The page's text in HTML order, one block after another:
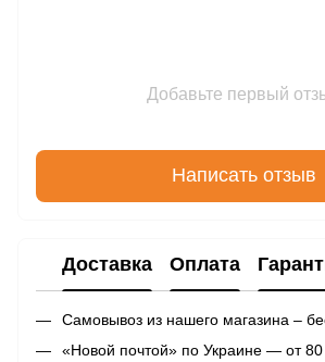
Добавьте первый
Написать отзыв
Доставка Оплата
Самовывоз из нашего магазина –
«Новой почтой» по Украине — от 80